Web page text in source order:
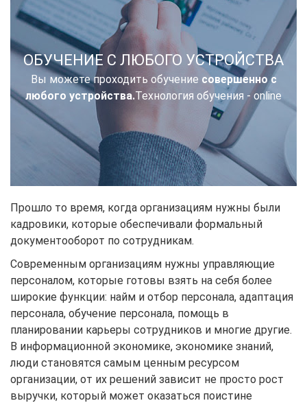
ОБУЧЕНИЕ С ЛЮБОГО УСТРОЙСТВА
Вы можете проходить обучение совершенно с
любого устройства.Технология обучения - online
Прошло то время, когда организациям нужны были
кадровики, которые обеспечивали формальный
документооборот по сотрудникам.
Современным организациям нужны управляющие
персоналом, которые готовы взять на себя более
широкие функции: найм и отбор персонала, адаптация
персонала, обучение персонала, помощь в
планировании карьеры сотрудников и многие другие.
В информационной экономике, экономике знаний,
люди становятся самым ценным ресурсом
организации, от их решений зависит не просто рост
выручки, который может оказаться поистине